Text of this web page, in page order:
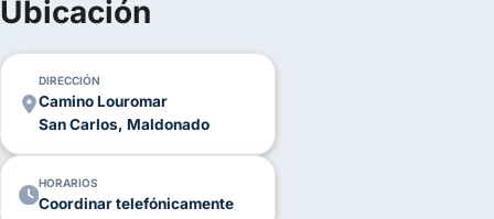
Ubicación
DIRECCIÓN
Camino Louromar
San Carlos, Maldonado
HORARIOS
Coordinar telefónicamente